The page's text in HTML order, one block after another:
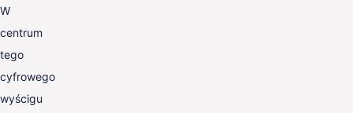
W
centrum
tego
cyfrowego
wyścigu